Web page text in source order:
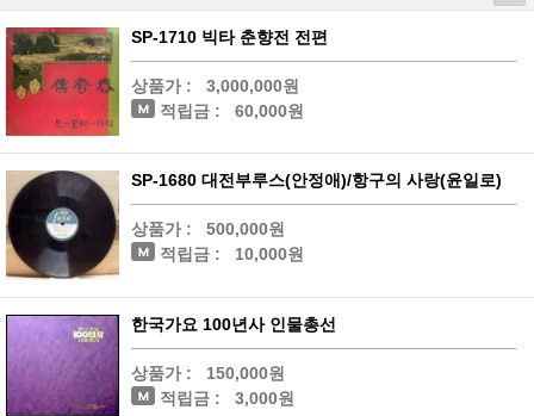
SP-1710 빅타 춘향전 전편
상품가 :
3,000,000원
적립금 :
60,000원
SP-1680 대전부루스(안정애)/항구의 사랑(윤일로)
상품가 :
500,000원
적립금 :
10,000원
한국가요 100년사 인물총선
상품가 :
150,000원
적립금 :
3,000원